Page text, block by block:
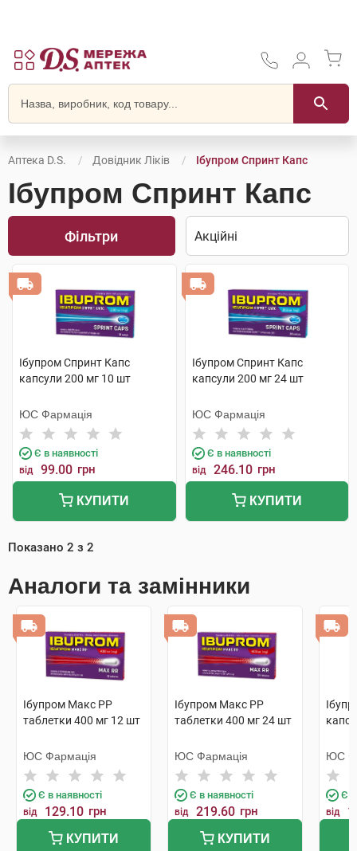
Аптека D.S. Довідник Ліків Ібупром Спринт Капс
Ібупром Спринт Капс
Фільтри
Ібупром Спринт Капс
капсули 200 мг 10 шт
ЮС Фармація
Є в наявності
від 99.00 грн
КУПИТИ
Ібупром Спринт Капс
капсули 200 мг 24 шт
ЮС Фармація
Є в наявності
від 246.10 грн
КУПИТИ
Показано 2 з 2
Аналоги та замінники
Ібупром Макс РР
таблетки 400 мг 12 шт
ЮС Фармація
Є в наявності
від 129.10 грн
КУПИТИ
Ібупром Макс РР
таблетки 400 мг 24 шт
ЮС Фармація
Є в наявності
від 219.60 грн
КУПИТИ
ЮС
Є в
від